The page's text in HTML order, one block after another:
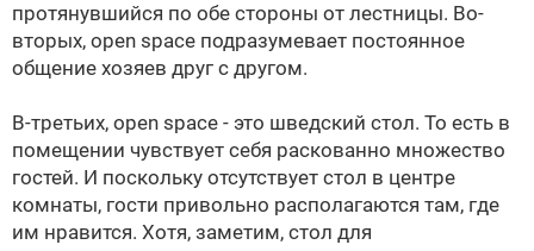
протянувшийся по обе стороны от лестницы. Во-
вторых, open space подразумевает постоянное
общение хозяев друг с другом.
В-третьих, open space - это шведский стол. То есть в
помещении чувствует себя раскованно множество
гостей. И поскольку отсутствует стол в центре
комнаты, гости привольно располагаются там, где
им нравится. Хотя, заметим, стол для